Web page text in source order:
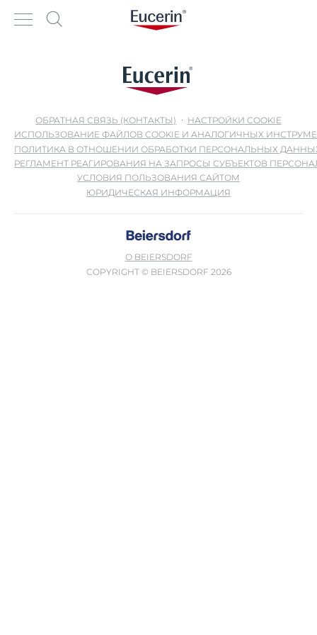
ОБРАТНАЯ СВЯЗЬ (КОНТАКТЫ)
НАСТРОЙКИ COOKIE
ИСПОЛЬЗОВАНИЕ ФАЙЛОВ COOKIE И АНАЛОГИЧНЫХ
ПОЛИТИКА В ОТНОШЕНИИ ОБРАБОТКИ ПЕРСОНАЛЬНЫХ
РЕГЛАМЕНТ РЕАГИРОВАНИЯ НА ЗАПРОСЫ СУБЪЕКТОВ
УСЛОВИЯ ПОЛЬЗОВАНИЯ САЙТОМ
ЮРИДИЧЕСКАЯ ИНФОРМАЦИЯ
О BEIERSDORF
COPYRIGHT © BEIERSDORF 2026